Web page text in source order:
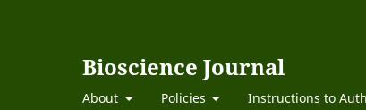
Bioscience Journal
About Policies Instructions to